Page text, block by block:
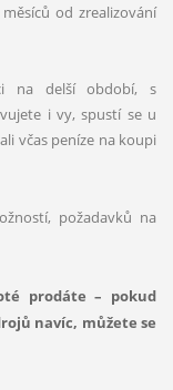
od zrealizování
na delší období, s
i vy, spustí se u
včas peníze na koupi
požadavků na
é prodáte – pokud
navíc, můžete se